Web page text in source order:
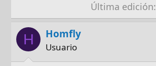
Última edición:
H Homfly
Usuario